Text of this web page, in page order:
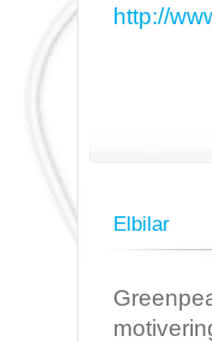
http://
Elbilar